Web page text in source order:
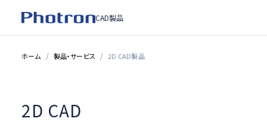
CAD製品
ホーム 製品・サービス 2D CAD製品
2D CAD